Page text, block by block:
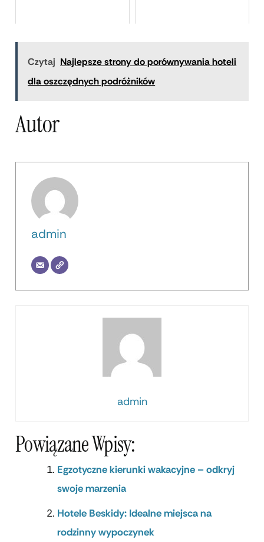
Czytaj Najlepsze strony do porównywania hoteli
dla oszczędnych podróżników
Autor
admin
admin
Powiązane Wpisy:
Egzotyczne kierunki wakacyjne – odkryj
swoje marzenia
Hotele Beskidy: Idealne miejsca na
rodzinny wypoczynek